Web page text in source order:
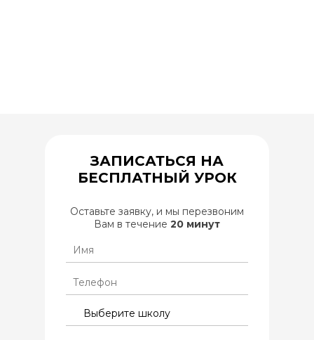
ЗАПИСАТЬСЯ НА
БЕСПЛАТНЫЙ УРОК
Оставьте заявку, и мы перезвоним
Вам в течение 20 минут